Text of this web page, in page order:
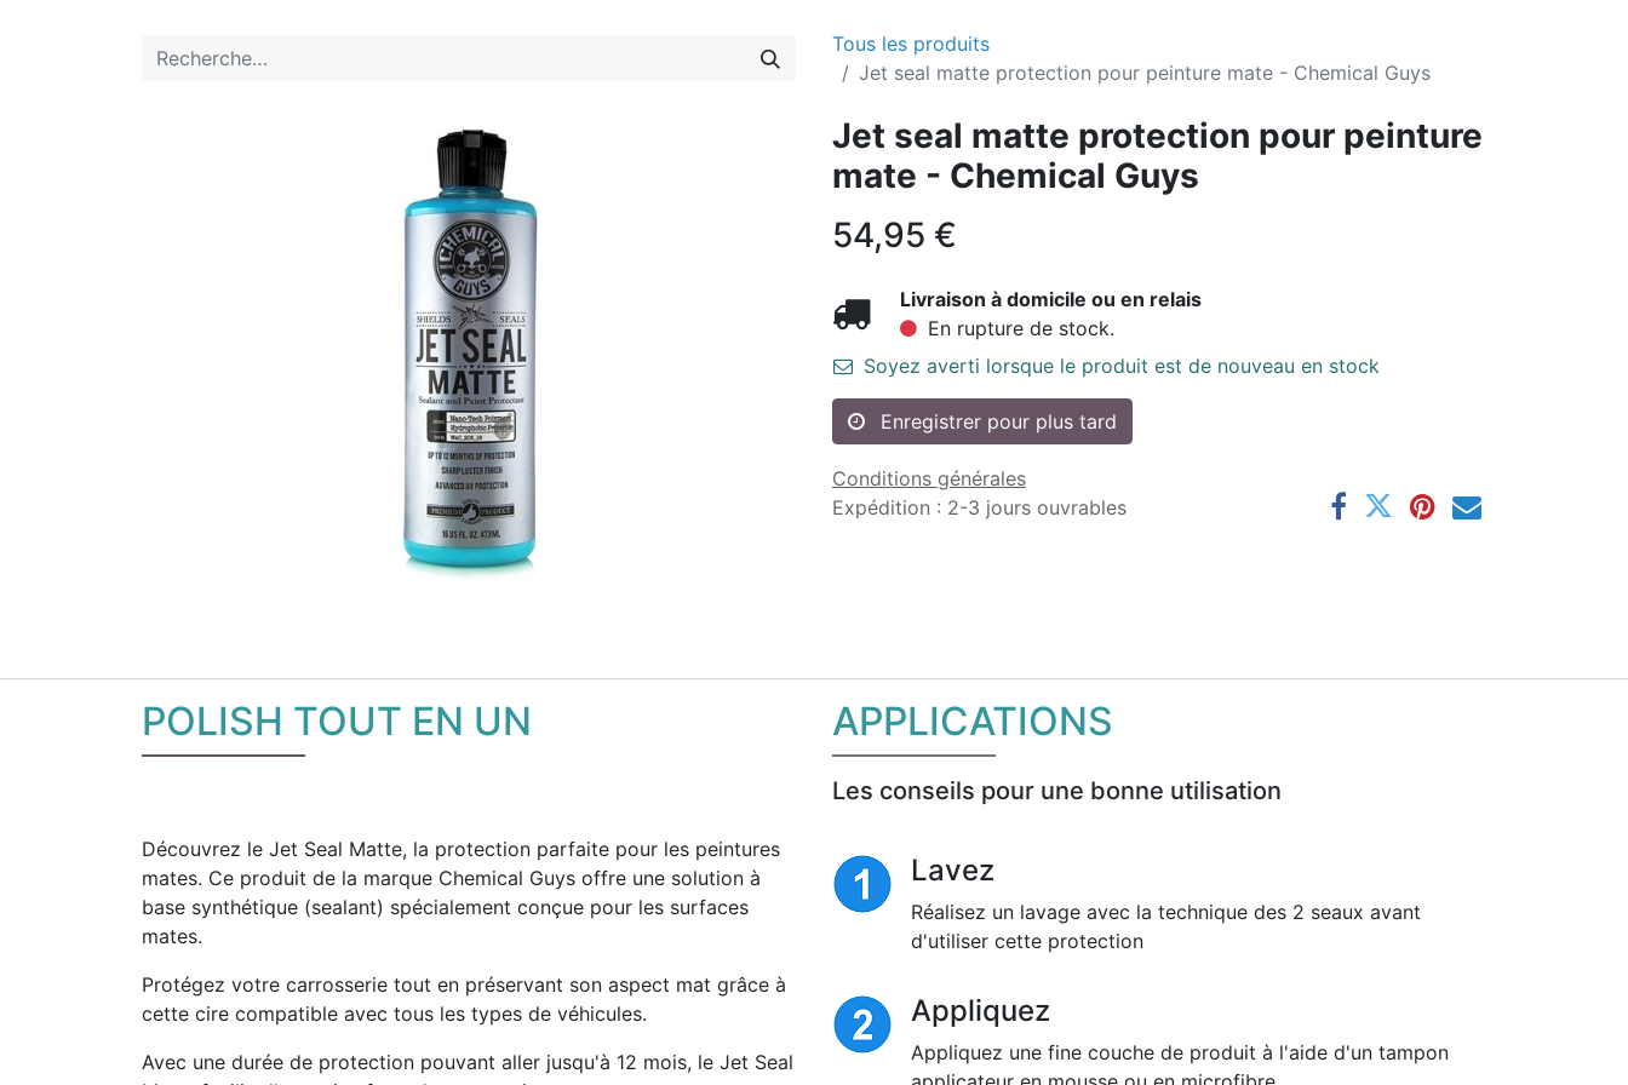
Tous les produits
Jet seal matte protection pour peinture mate - Chemical Guys
Jet seal matte protection pour peinture
mate - Chemical Guys
54,95 €
Livraison à domicile ou en relais
En rupture de stock.
Soyez averti lorsque le produit est de nouveau en stock
Enregistrer pour plus tard
Conditions générales
Expédition : 2-3 jours ouvrables
POLISH TOUT EN UN
Découvrez le Jet Seal Matte, la protection parfaite pour les peintures
mates. Ce produit de la marque Chemical Guys offre une solution à
base synthétique (sealant) spécialement conçue pour les surfaces
mates.
Protégez votre carrosserie tout en préservant son aspect mat grâce à
cette cire compatible avec tous les types de véhicules.
Avec une durée de protection pouvant aller jusqu'à 12 mois, le Jet Seal
APPLICATIONS
Les conseils pour une bonne utilisation
Lavez
Réalisez un lavage avec la technique des 2 seaux avant
d'utiliser cette protection
Appliquez
Appliquez une fine couche de produit à l'aide d'un tampon